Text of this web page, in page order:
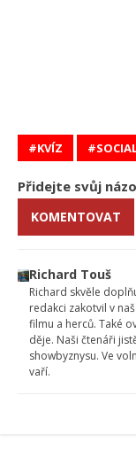
KVÍZ
Přidejte svůj
KOMENTOVAT
Richard Touš
Richard skvěle
redakci zakotvil v
filmu a herců. Také
děje. Naši čtenáři
showbyznysu. Ve
vaří.